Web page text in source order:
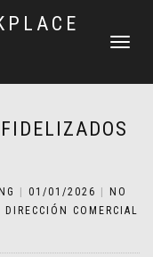
CAMBIAR
01/01/2026
NO
COMERCIAL